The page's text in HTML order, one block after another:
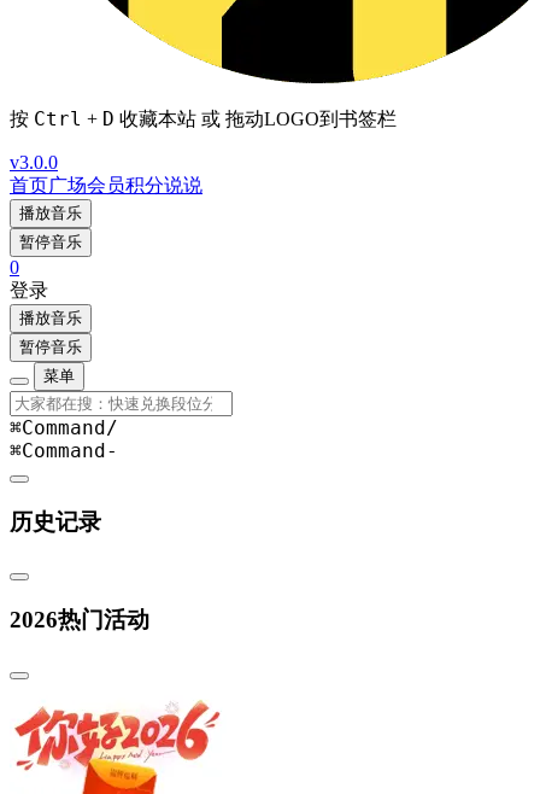
按 Ctrl + D 收藏本站 或 拖动LOGO到书签栏
v3.0.0
首页广场会员积分说说
播放音乐
暂停音乐
0
登录
播放音乐
暂停音乐
菜单
⌘Command/
⌘Command-
历史记录
2026热门活动